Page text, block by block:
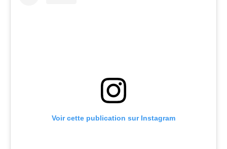
Voir cette publication sur Instagram